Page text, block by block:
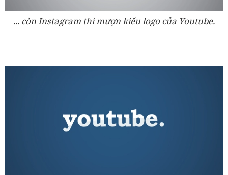
... còn Instagram thì mượn kiểu logo của Youtube.